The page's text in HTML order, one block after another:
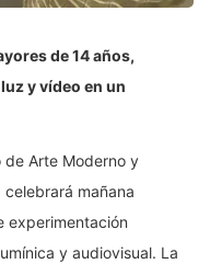
de 14 años,
y vídeo en un
de Arte Moderno y
mañana
experimentación
y audiovisual. La